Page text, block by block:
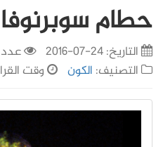
حطام
التاريخ:24-07-2016
عدد
التصنيف: الكون وقت القراءة: 2 دقيقة,